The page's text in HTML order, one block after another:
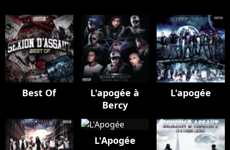
Best Of
L'apogée à
Bercy
L'apogée
L'Apogée